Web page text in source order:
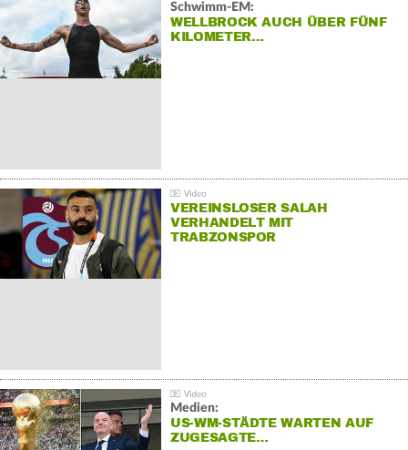
Schwimm-EM:
WELLBROCK AUCH ÜBER FÜNF
KILOMETER…
VEREINSLOSER SALAH
VERHANDELT MIT
TRABZONSPOR
Medien:
US-WM-STÄDTE WARTEN AUF
ZUGESAGTE…